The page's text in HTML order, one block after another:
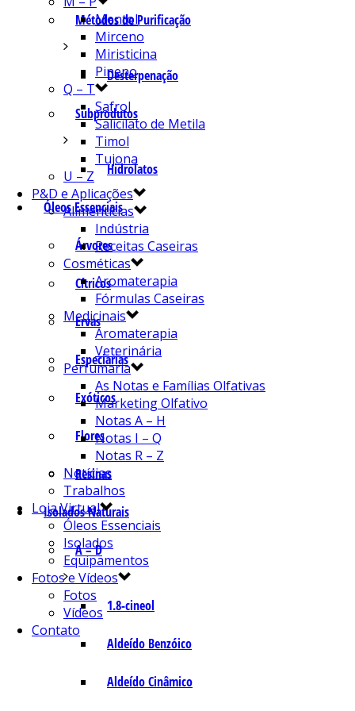
Métodos de Purificação
Desterpenação
Subprodutos
Hidrolatos
Óleos Essenciais
Árvores
Cítricos
Ervas
Especiarias
Exóticos
Flores
Resinas
Isolados Naturais
A – D
1.8-cineol
Aldeído Benzóico
Aldeído Cinâmico
Mentol
Mirceno
Miristicina
Pineno
Q – T
Safrol
Salicilato de Metila
Timol
Tujona
U – Z
P&D e Aplicações
Alimentícias
Indústria
Receitas Caseiras
Cosméticas
Aromaterapia
Fórmulas Caseiras
Medicinais
Aromaterapia
Veterinária
Perfumaria
As Notas e Famílias Olfativas
Marketing Olfativo
Notas A – H
Notas I – Q
Notas R – Z
Notícias
Trabalhos
Loja Virtual
Óleos Essenciais
Isolados
Equipamentos
Fotos e Vídeos
Fotos
Vídeos
Contato